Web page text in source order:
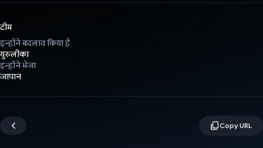
टीम
इन्होंने बदलाव किया है
युरुलीका
इन्होंने भेजा
जापान